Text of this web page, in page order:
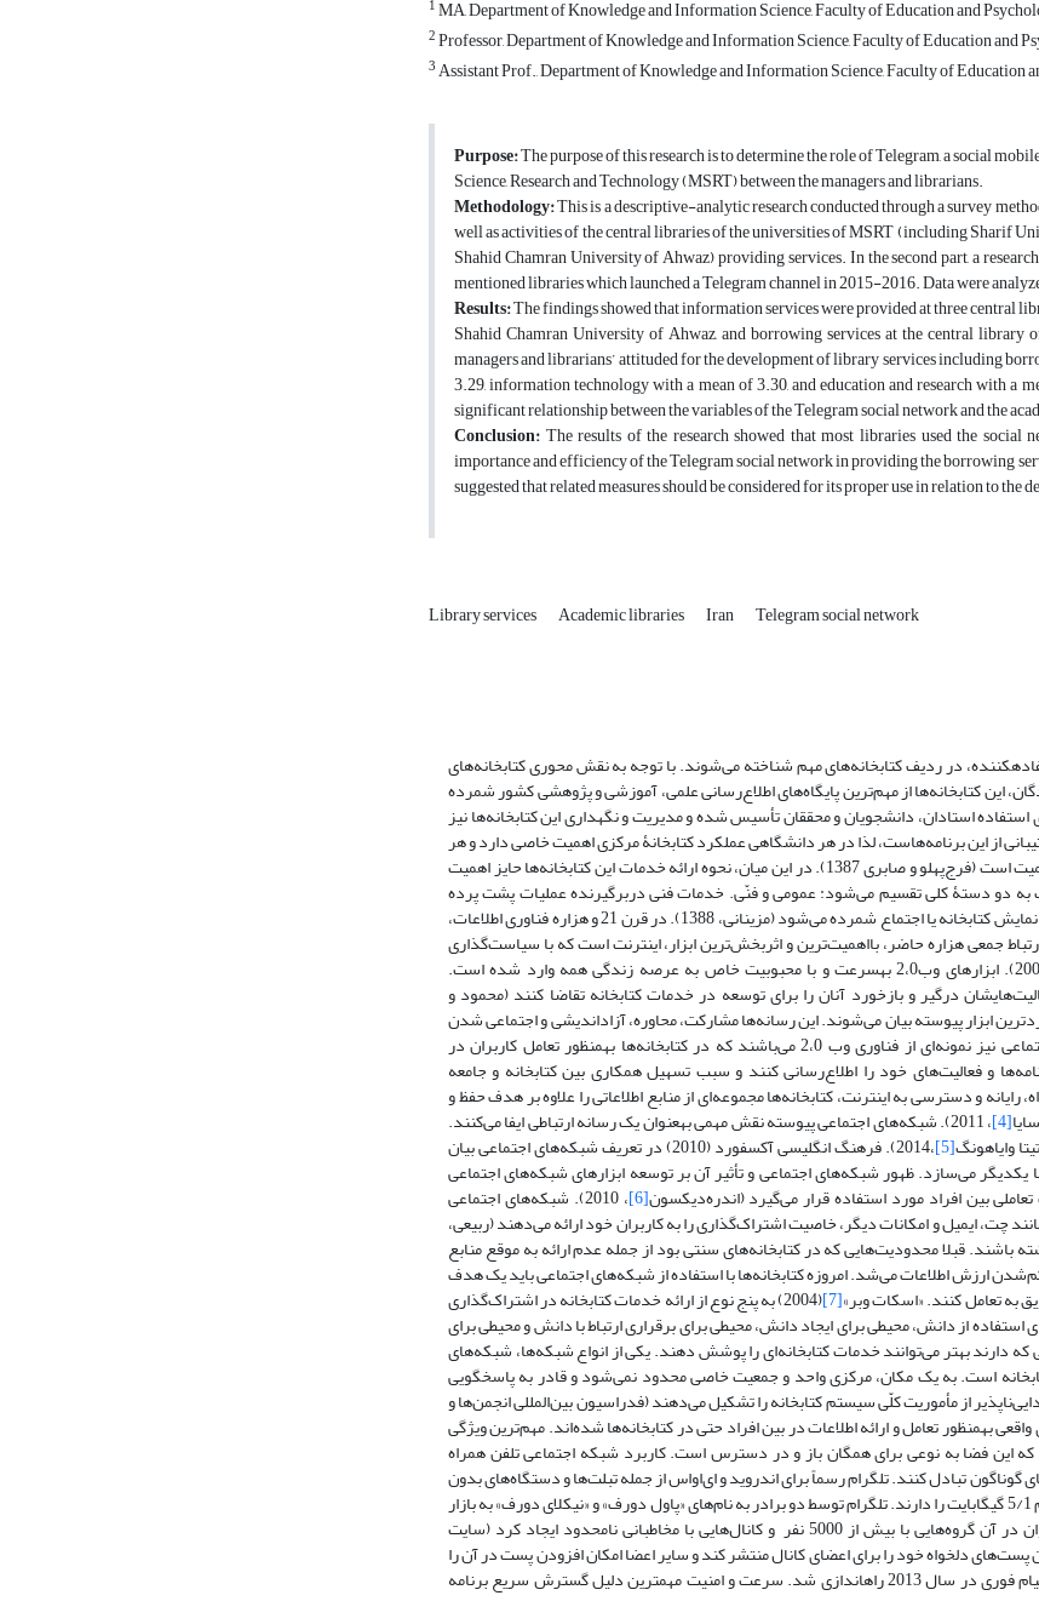
1MA, Department of Knowledge and Information Science, Faculty of Education and
2Professor, Department of Knowledge and Information Science, Faculty of Education and
3Assistant Prof., Department of Knowledge and Information Science, Faculty of Education
Purpose:The purpose of this research is to determine the role of Telegram, a social
Science, Research and Technology (MSRT) between the managers and librarians.
Methodology:This is a descriptive-analytic research conducted through a survey
well as activities of the central libraries of the universities of MSRT (including Sharif
Shahid Chamran University of Ahwaz) providing services. In the second part, a
mentioned libraries which launched a Telegram channel in 2015-2016. Data were
Results:The findings showed that information services were provided at three central
Shahid Chamran University of Ahwaz, and borrowing services at the central
managers and librarians’ attituded for the development of library services including
3.29, information technology with a mean of 3.30, and education and research with a
significant relationship between the variables of the Telegram social network and the
Conclusion:The results of the research showed that most libraries used the
importance and efficiency of the Telegram social network in providing the borrowing
suggested that related measures should be considered for its proper use in relation to
Library services Academic libraries Iran Telegram social network
کتابخانه‌های دانشگاهی با فراهم‫کردن منابع علمی و تسهیل دسترسی برای جامعه استفاده‫کننده، در ردیف کتابخانه‌های مهم شناخته می‌شوند. با توجه به نقش محوری کتابخانه‌های
این کتابخانه‌ها از مهم‌ترین پایگاه‌های اطلاع‌رسانی علمی، آموزشی و پژوهشی کشور شمرده
استادان، دانشجویان و محققان تأسیس شده و مدیریت و نگهداری این کتابخانه‌ها نیز
دانشگاهی پشتیبانی از این برنامه‌هاست، لذا در هر دانشگاهی عملکرد کتابخانۀ مرکزی اهمیت خاصی دارد و هر
نوع وسیله و ابزاری هم که این عملکرد را سهولت ببخشد و بر غنای آن بیفزاید، حایز اهمیت است (فرج‌پهلو و صابری 1387). در این میان، نحوه ارائه خدمات این کتابخانه‌ها حایز اهمیت
توسط کتابخانه است. این خدمات به دو دستۀ کلی تقسیم می‌شود: عمومی و فنّی. خدمات فنی دربرگیرنده عملیات پشت پرده
کتابخانه است. خدمات عمومی بخشی است که با مراجعان کتابخانه سر و کار دارد و نقطه نمایش کتابخانه یا اجتماع شمرده می‌شود (مزینانی، 1388). در قرن 21 و هزاره فناوری اطلاعات،
همه ابزارها و وسایل ارتباط جمعی هزاره حاضر، بااهمیت‌ترین و اثربخش‌ترین ابزار، اینترنت است که با سیاست‌گذاری
، 2004). ابزارهای وب2،0 به‫سرعت و با محبوبیت خاص به عرصه زندگی همه وارد شده است.
و دانشجویان را در فعالیت‌هایشان درگیر و بازخورد آنان را برای توسعه در خدمات کتابخانه تقاضا کنند (محمود و
2،0 رسانه‌های اجتماعی است که به‫عنوان پرکاربردترین ابزار پیوسته بیان می‌شوند. این رسانه‌ها مشارکت، محاوره، آزاداندیشی و اجتماعی شدن
،2012). شبکه‌های اجتماعی نیز نمونه‌ای از فناوری وب 2،0 می‌باشند که در کتابخانه‌ها به‫منظور تعامل کاربران در
و فعالیت‌های خود را اطلاع‌رسانی کنند و سبب تسهیل همکاری بین کتابخانه و جامعه
رایانه و دسترسی به اینترنت، کتابخانه‌ها مجموعه‌ای از منابع اطلاعاتی را علاوه بر هدف حفظ و
[4] ، 2011). شبکه‌های اجتماعی پیوسته نقش مهمی به‫عنوان یک رسانه ارتباطی ایفا می‌کنند.
وایاهونگ[5] ،2014). فرهنگ انگلیسی آکسفورد (2010) در تعریف شبکه‌های اجتماعی بیان
یکدیگر می‌سازد. ظهور شبکه‌های اجتماعی و تأثیر آن بر توسعه ابزارهای شبکه‌های اجتماعی
[6] ، 2010). شبکه‌های اجتماعی
ساده مانند موتور جستجوگر با اضافه‫شدن امکاناتی مانند چت، ایمیل و امکانات دیگر، خاصیت اشتراک‌گذاری را به کاربران خود ارائه می‌دهند (ربیعی،
باشند. قبلا محدودیت‌هایی که در کتابخانه‌های سنتی بود از جمله عدم ارائه به موقع منابع
کاربران و کتابداران، سبب استفاده‫نکردن اطلاعات و کم‌شدن ارزش اطلاعات می‌شد. امروزه کتابخانه‌ها با استفاده از شبکه‌های اجتماعی باید یک هدف
[7] (2004) به پنج نوع از ارائه خدمات کتابخانه در اشتراک‌گذاری
از دانش، محیطی برای ایجاد دانش، محیطی برای برقراری ارتباط با دانش و محیطی برای
دارند بهتر می‌توانند خدمات کتابخانه‌ای را پوشش دهند. یکی از انواع شبکه‌ها، شبکه‌های
است. به یک مکان، مرکزی واحد و جمعیت خاصی محدود نمی‌شود و قادر به پاسخگویی
موبایلی بخشی جدایی‌ناپذیر از مأموریت کلّی سیستم کتابخانه را تشکیل می‌دهند (فدراسیون بین‌المللی انجمن‌ها و
، 2010). امروزه شبکه‌های اجتماعی جانشینی برای روابط در دنیای واقعی به‫منظور تعامل و ارائه اطلاعات در بین افراد حتی در کتابخانه‌ها شده‌اند. مهم‌ترین ویژگی
این فضا به نوعی برای همگان باز و در دسترس است. کاربرد شبکه اجتماعی تلفن همراه
گوناگون تبادل کنند. تلگرام رسماً برای اندروید و ای‌اواس از جمله تبلت‌ها و دستگاه‌های بدون
وایفای در دسترس است. کاربران نرم‌افزار امکان تبادل پیام، عکس، ویدیو و فایل تا حجم 5/1 گیگابایت را دارند. تلگرام توسط دو برادر به نام‌های «پاول دورف» و «نیکلای دورف» به بازار
آمد. تلگرام اجازه ارسال پیام‌ها و فایل‌های متعدد را به کاربران خود می‌دهد و می‌توان در آن گروه‌هایی با بیش از 5000 نفر و کانال‌هایی با مخاطبانی نامحدود ایجاد کرد (سایت
که فقط مدیر می‌تواند در آن پست‌های دلخواه خود را برای اعضای کانال منتشر کند و سایر اعضا امکان افزودن پست در آن را
، 2015). شبکه اجتماعی تلگرام مبتنی بر خدمات ارسال پیام فوری در سال 2013 راه‫اندازی شد. سرعت و امنیت مهم‫ترین دلیل گسترش سریع برنامه